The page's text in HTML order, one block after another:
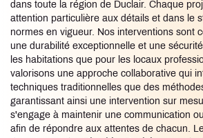
dans toute la région de Duclair. Chaque
attention particulière aux détails et dans le
normes en vigueur. Nos interventions sont
une durabilité exceptionnelle et une
les habitations que pour les locaux
valorisons une approche collaborative qui
techniques traditionnelles que des
garantissant ainsi une intervention sur
s'engage à maintenir une communication
afin de répondre aux attentes de chacun.